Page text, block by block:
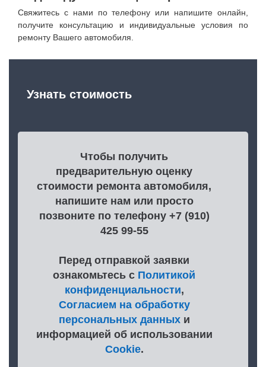
Свяжитесь с нами по телефону или напишите онлайн,
получите консультацию и индивидуальные условия по
ремонту Вашего автомобиля.
Узнать стоимость
Чтобы получить
предварительную оценку
стоимости ремонта автомобиля,
напишите нам или просто
позвоните по телефону +7 (910)
425 99-55
Перед отправкой заявки
ознакомьтесь с Политикой
конфиденциальности,
Согласием на обработку
персональных данныхи
информацией об использовании
Cookie.